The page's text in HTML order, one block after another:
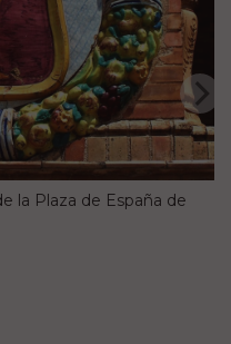
la Plaza de España de